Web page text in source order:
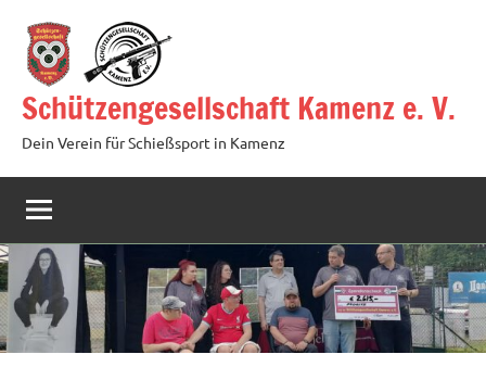
Inhalt
springen
Schützengesellschaft Kamenz e. V.
Dein Verein für Schießsport in Kamenz